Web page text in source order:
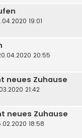
19:01
20:55
neues Zuhause
21:42
neues Zuhause
18:58